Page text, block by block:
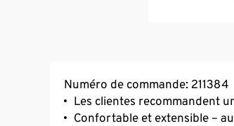
Numéro de commande: 211384
Les clientes recommandent
Confortable et extensible –